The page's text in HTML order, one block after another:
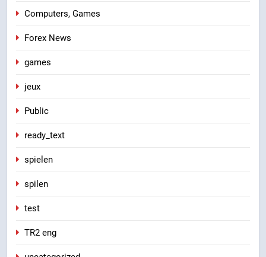
Computers, Games
Forex News
games
jeux
Public
ready_text
spielen
spilen
test
TR2 eng